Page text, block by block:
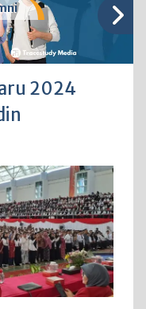
2024